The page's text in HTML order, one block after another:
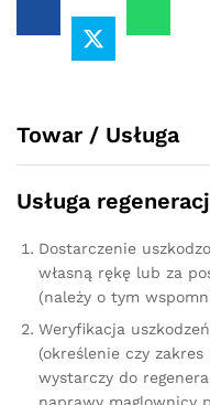
2015
quantity
Towar / Usługa
Usługa
Dostarczenie
własną rękę lub za
(należy o tym
Weryfikacja
(określenie czy
wystarczy do